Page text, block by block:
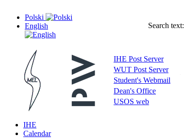
Polski
English
Search text:
IHE Post Server
WUT Post Server
Student's Webmail
Dean's Office
USOS web
IHE
Calendar